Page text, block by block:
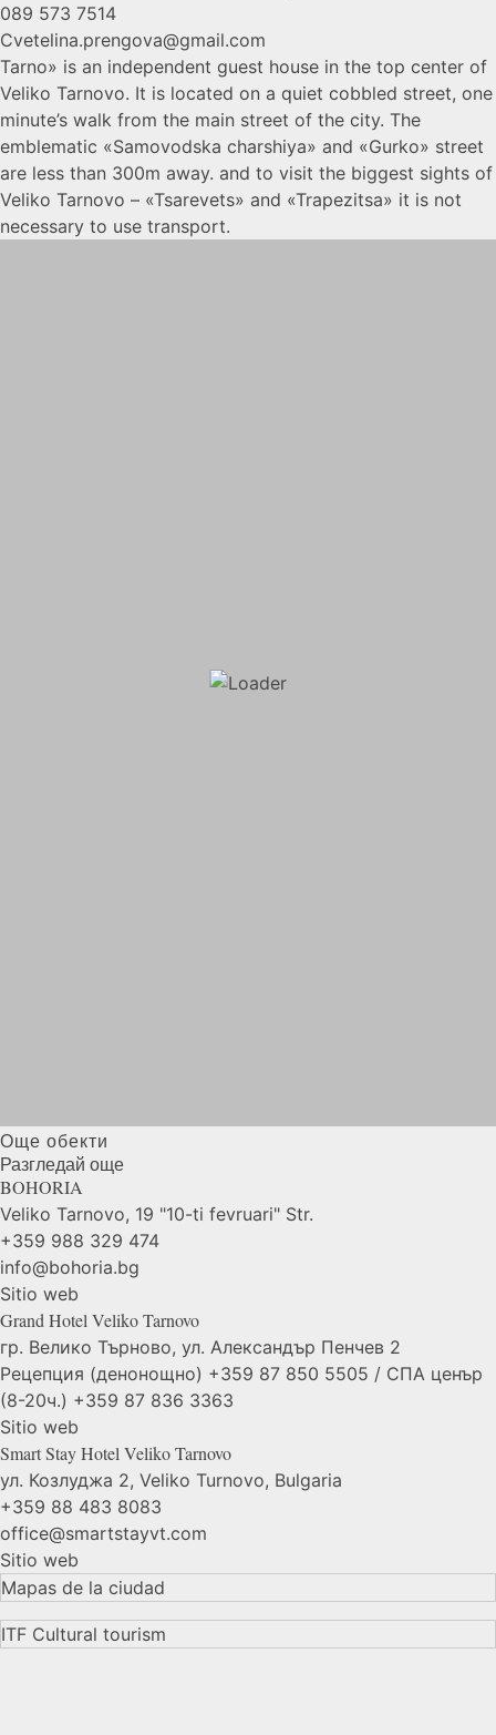
089 573 7514
Cvetelina.prengova@gmail.com
Tarno» is an independent guest house in the top center of
Veliko Tarnovo. It is located on a quiet cobbled street, one
minute’s walk from the main street of the city. The
emblematic «Samovodska charshiya» and «Gurko» street
are less than 300m away. and to visit the biggest sights of
Veliko Tarnovo – «Tsarevets» and «Trapezitsa» it is not
necessary to use transport.
Още обекти
Разгледай още
BOHORIA
Veliko Tarnovo, 19 "10-ti fevruari" Str.
+359 988 329 474
info@bohoria.bg
Sitio web
Grand Hotel VelikoTarnovo
гр. Велико Търново, ул. Александър Пенчев 2
Рецепция (денонощно) +359 87 850 5505 / СПА ценър
(8-20ч.) +359 87 836 3363
Sitio web
Smart Stay Hotel VelikoTarnovo
ул. Козлуджа 2, Veliko Turnovo, Bulgaria
+359 88 483 8083
office@smartstayvt.com
Sitio web
Mapas de la ciudad
ITF Cultural tourism